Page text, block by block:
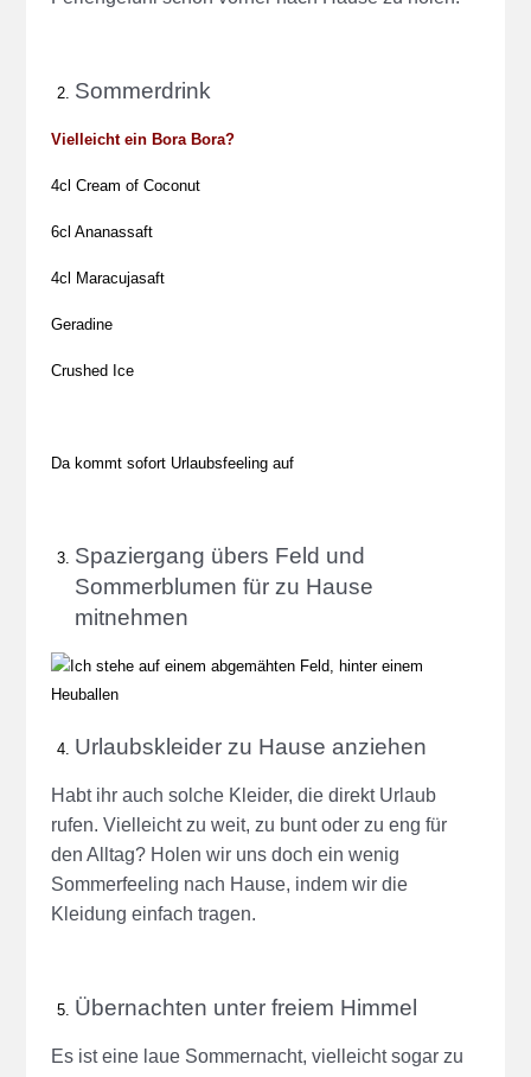
Sommerdrink
Vielleicht ein Bora Bora?
4cl Cream of Coconut
6cl Ananassaft
4cl Maracujasaft
Geradine
Crushed Ice
Da kommt sofort Urlaubsfeeling auf
Spaziergang übers Feld und
Sommerblumen für zu Hause
mitnehmen
Urlaubskleider zu Hause anziehen
Habt ihr auch solche Kleider, die direkt Urlaub
rufen. Vielleicht zu weit, zu bunt oder zu eng für
den Alltag? Holen wir uns doch ein wenig
Sommerfeeling nach Hause, indem wir die
Kleidung einfach tragen.
Übernachten unter freiem Himmel
Es ist eine laue Sommernacht, vielleicht sogar zu